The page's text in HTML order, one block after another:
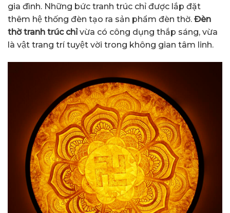
gia đình. Những bức tranh trúc chỉ được lắp đặt
thêm hệ thống đèn tạo ra sản phẩm đèn thờ. Đèn
thờ tranh trúc chỉvừa có công dụng thắp sáng, vừa
là vật trang trí tuyệt vời trong không gian tâm linh.